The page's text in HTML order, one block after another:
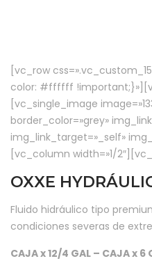
[vc_row
color: #ffffff
[vc_single_image
border_color=»grey»
img_link_target=»_self»
[vc_column width=»1/
OXXE
Fluido hidráulico tipo
condiciones severas de
CAJA x 12/4 GAL – CAJA x 6